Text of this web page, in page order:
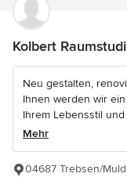
Kolbert
Neu gestalten,
Ihnen werden wir
Ihrem Lebensstil und
Mehr
04687 Trebsen/